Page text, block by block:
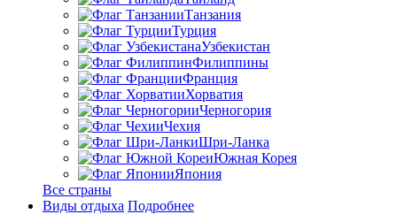
Танзания
Турция
Узбекистан
Филиппины
Франция
Хорватия
Черногория
Чехия
Шри-Ланка
Южная Корея
Япония
Все страны
Виды отдыха Подробнее